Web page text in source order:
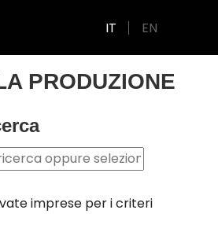
IT EN
PRODUZIONE
imprese per i criteri